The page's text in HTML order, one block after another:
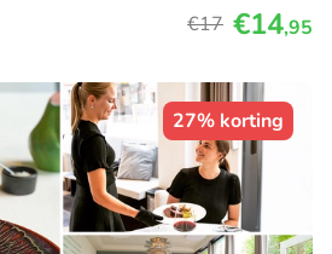
€17 €14,95
27% korting